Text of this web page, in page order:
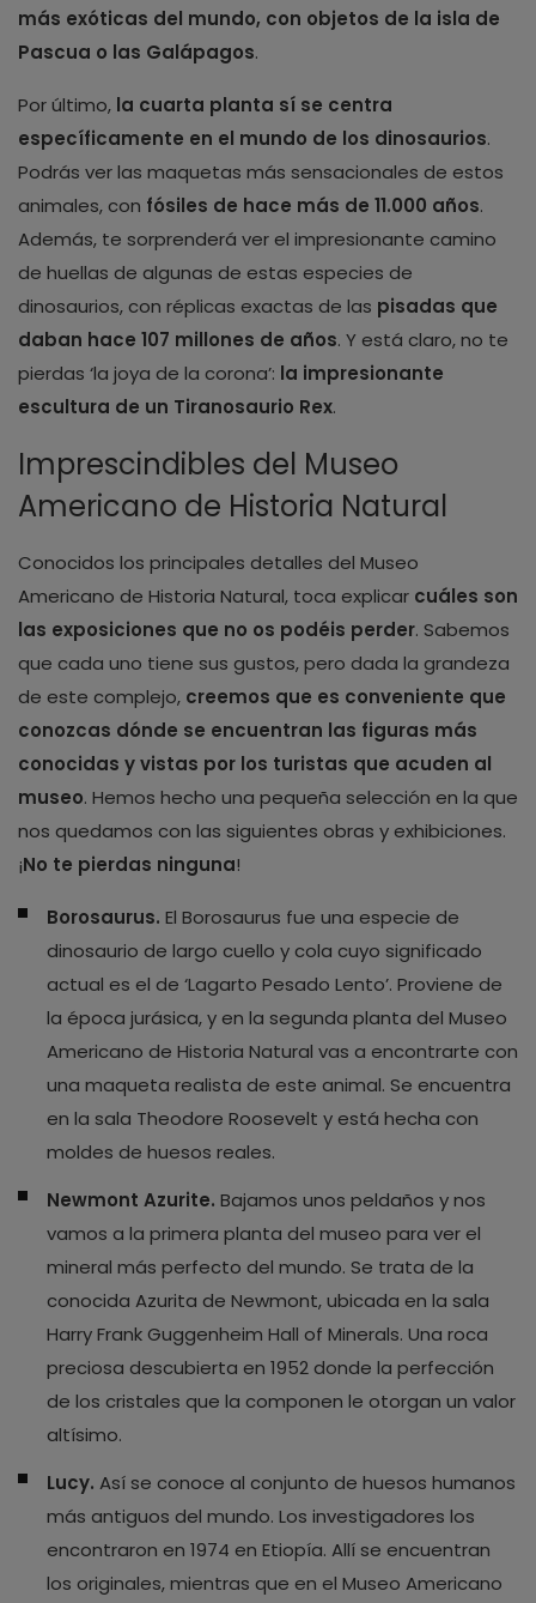
más exóticas del mundo, con objetos de la isla de
Pascua o las Galápagos.
Por último, la cuarta planta sí se centra
específicamente en el mundo de los dinosaurios.
Podrás ver las maquetas más sensacionales de estos
animales, con fósiles de hace más de 11.000 años.
Además, te sorprenderá ver el impresionante camino
de huellas de algunas de estas especies de
dinosaurios, con réplicas exactas de las pisadas que
daban hace 107 millones de años. Y está claro, no te
pierdas ‘la joya de la corona’: la impresionante
escultura de un Tiranosaurio Rex.
Imprescindibles del Museo
Americano de Historia Natural
Conocidos los principales detalles del Museo
Americano de Historia Natural, toca explicar cuáles son
las exposiciones que no os podéis perder. Sabemos
que cada uno tiene sus gustos, pero dada la grandeza
de este complejo, creemos que es conveniente que
conozcas dónde se encuentran las figuras más
conocidas y vistas por los turistas que acuden al
museo. Hemos hecho una pequeña selección en la que
nos quedamos con las siguientes obras y exhibiciones.
¡No te pierdas ninguna!
Borosaurus. El Borosaurus fue una especie de
dinosaurio de largo cuello y cola cuyo significado
actual es el de ‘Lagarto Pesado Lento’. Proviene de
la época jurásica, y en la segunda planta del Museo
Americano de Historia Natural vas a encontrarte con
una maqueta realista de este animal. Se encuentra
en la sala Theodore Roosevelt y está hecha con
moldes de huesos reales.
Newmont Azurite. Bajamos unos peldaños y nos
vamos a la primera planta del museo para ver el
mineral más perfecto del mundo. Se trata de la
conocida Azurita de Newmont, ubicada en la sala
Harry Frank Guggenheim Hall of Minerals. Una roca
preciosa descubierta en 1952 donde la perfección
de los cristales que la componen le otorgan un valor
altísimo.
Lucy. Así se conoce al conjunto de huesos humanos
más antiguos del mundo. Los investigadores los
encontraron en 1974 en Etiopía. Allí se encuentran
los originales, mientras que en el Museo Americano